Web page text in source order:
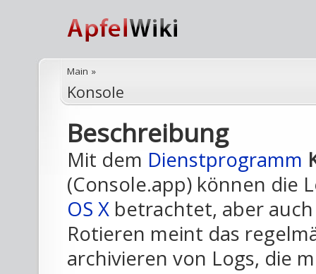
Main »
Konsole
Beschreibung
Mit dem Dienstprogramm
(Console.app) können die
OS X betrachtet, aber
Rotieren meint das
archivieren von Logs, die